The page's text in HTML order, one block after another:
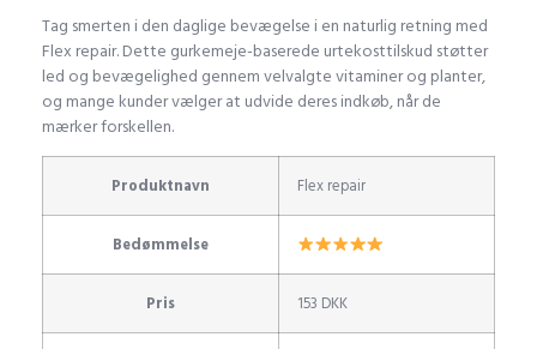
Tag smerten i den daglige bevægelse i en naturlig retning med
Flex repair. Dette gurkemeje-baserede urtekosttilskud støtter
led og bevægelighed gennem velvalgte vitaminer og planter,
og mange kunder vælger at udvide deres indkøb, når de
mærker forskellen.
Produktnavn Flex repair
Bedømmelse
Pris 153 DKK